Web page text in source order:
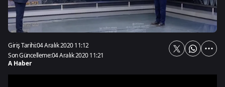
Giriş Tarihi:04 Aralık 2020 11:12
Son Güncelleme:04 Aralık 2020 11:21
A Haber